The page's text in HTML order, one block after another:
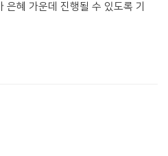
은혜 가운데 진행될 수 있도록 기